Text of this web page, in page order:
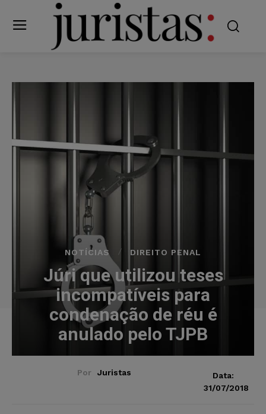
NOTÍCIAS DIREITO PENAL
Júri que utilizou teses
incompatíveis para
condenação de réu é
anulado pelo TJPB
Por Juristas
Data:
31/07/2018